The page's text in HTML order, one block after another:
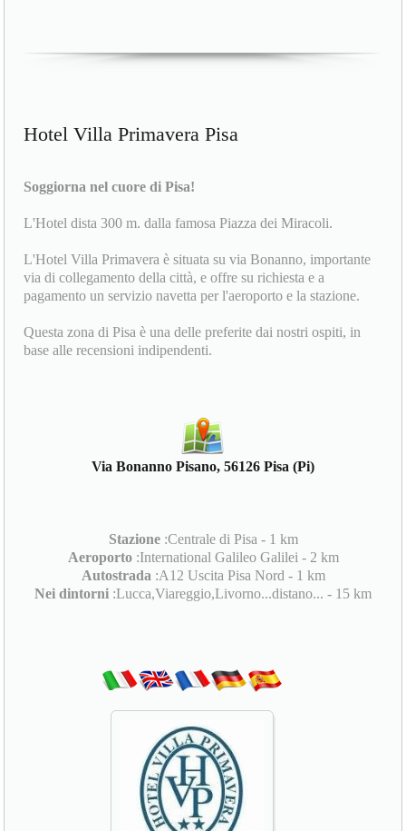
Hotel Villa Primavera Pisa
Soggiorna nel cuore di Pisa!
L'Hotel dista 300 m. dalla famosa Piazza dei Miracoli.
L'Hotel Villa Primavera è situata su via Bonanno, importante
via di collegamento della città, e offre su richiesta e a
pagamento un servizio navetta per l'aeroporto e la stazione.
Questa zona di Pisa è una delle preferite dai nostri ospiti, in
base alle recensioni indipendenti.
Via Bonanno Pisano, 56126 Pisa (Pi)
Stazione:Centrale di Pisa - 1 km
Aeroporto:International Galileo Galilei - 2 km
Autostrada :A12 Uscita Pisa Nord - 1 km
Nei dintorni :Lucca,Viareggio,Livorno...distano... - 15 km